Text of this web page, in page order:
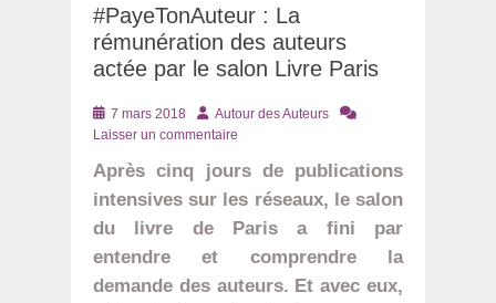
#PayeTonAuteur : La
rémunération des auteurs
actée par le salon Livre Paris
Posté
le
7 mars 2018 AuteurAutour des Auteurs
Laisser un commentaire
Après cinq jours de publications
intensives sur les réseaux, le salon
du livre de Paris a fini par
entendre et comprendre la
demande des auteurs. Et avec eux,